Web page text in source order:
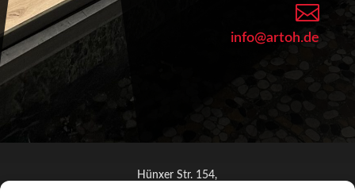

info@artoh.de
Hünxer Str. 154,